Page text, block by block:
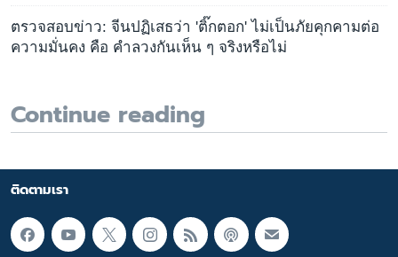
ตรวจสอบข่าว: จีนปฏิเสธว่า 'ติ๊กตอก' ไม่เป็นภัยคุกคามต่อ
ความมั่นคง คือ คำลวงกันเห็น ๆ จริงหรือไม่
Continue reading
ติดตามเรา